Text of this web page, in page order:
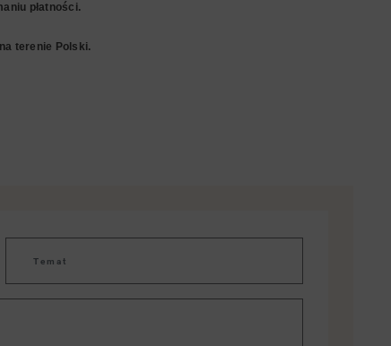
płatności.
terenie Polski.